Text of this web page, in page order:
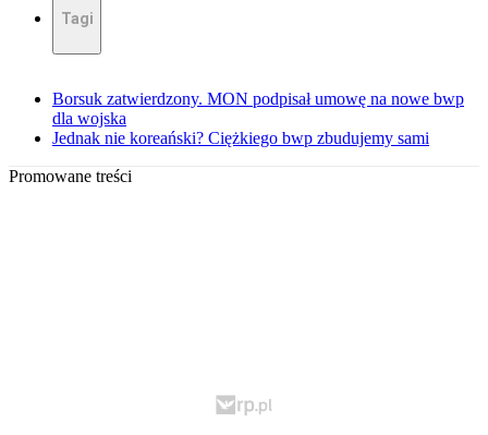
Tagi
Borsuk zatwierdzony. MON podpisał umowę na nowe bwp
dla wojska
Jednak nie koreański? Ciężkiego bwp zbudujemy sami
Promowane treści